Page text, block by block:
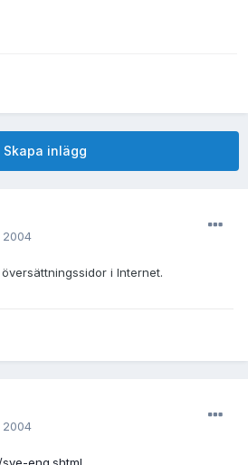
Skapa inlägg
2004
i Internet.
2004